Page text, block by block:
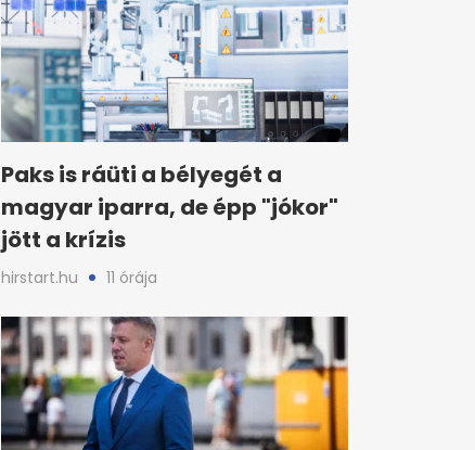
Paks is ráüti a bélyegét a
magyar iparra, de épp "jókor"
jött a krízis
hirstart.hu 11 órája